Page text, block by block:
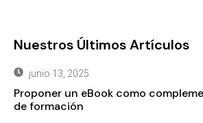
Nuestros Últimos Artículos
junio 13, 2025
Proponer un eBook como
de formación